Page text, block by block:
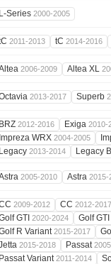
L-Series 2000-2005
2011-2013 tC 2014-2016
2006-2009 Altea XL
2013-2017 Superb
BRZ 2012-2016 Exiga 2010-
Impreza WRX 2004-2005
Legacy 2013-2014 Legacy
2005-2010 Astra 2015-
2009-2012 CC 2012-2017
GTI 2020-2024 Golf GTI
R Variant2015-2017
2015-2018 Passat
Passat Variant2011-2014